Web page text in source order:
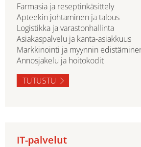
Farmasia ja reseptinkäsittely
Apteekin johtaminen ja talous
Logistikka ja varastonhallinta
Asiakaspalvelu ja kanta-asiakkuus
Markkinointi ja myynnin
Annosjakelu ja hoitokodit
TUTUSTU
IT-palvelut